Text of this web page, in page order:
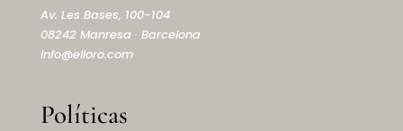
Av. Les Bases, 100-104
08242 Manresa · Barcelona
info@elioro.com
Políticas